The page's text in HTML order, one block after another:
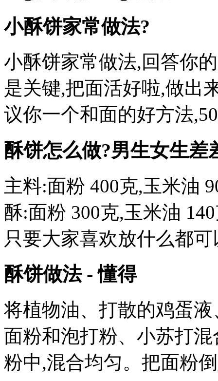
小酥饼家常做法?
小酥饼家常做法,回答你
是关键,把面活好啦,做出
议你一个和面的好方法
酥饼怎么做?男生女生差
主料:面粉 400克,玉米油
酥:面粉 300克,玉米油
只要大家喜欢放什么都
酥饼做法 - 懂得
将植物油、打散的鸡蛋
面粉和泡打粉、小苏打
粉中,混合均匀。把面粉